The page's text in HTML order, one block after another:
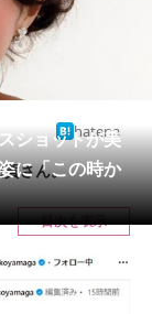
ショットが美
に「この時か
hatena
賀さん。
目次を表示